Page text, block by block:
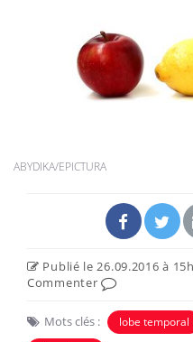
ABYDIKA/EPICTURA
Publié le 26.09.2016 à
Commenter
Mots clés : lobe temporal